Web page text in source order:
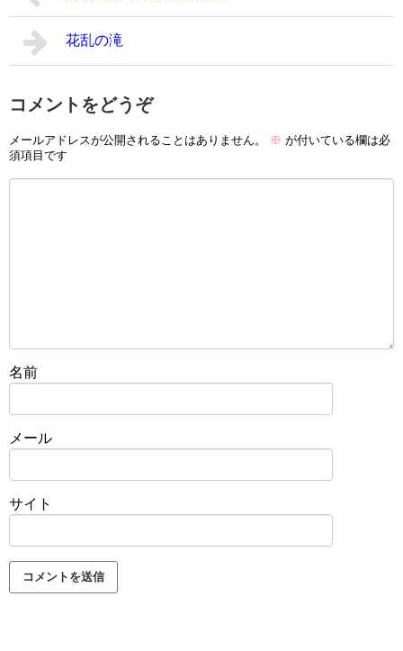
花乱の滝
コメントをどうぞ
メールアドレスが公開されることはありません。 ※ が付いている欄は必
須項目です
名前
メール
サイト